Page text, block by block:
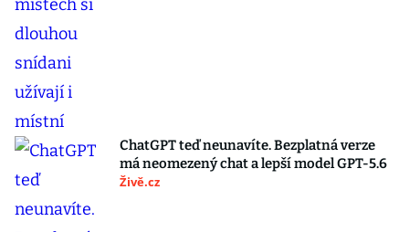
ChatGPT teď neunavíte. Bezplatná verze
má neomezený chat a lepší model GPT-5.6
Živě.cz